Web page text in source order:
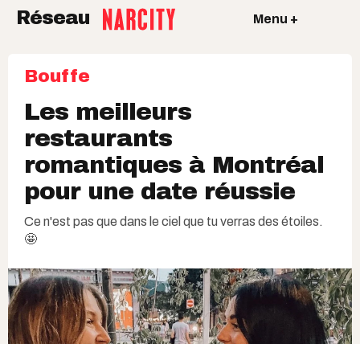
Réseau Menu +
Bouffe
Les meilleurs
restaurants
romantiques à Montréal
pour une date réussie
Ce n'est pas que dans le ciel que tu verras des étoiles.
🤩